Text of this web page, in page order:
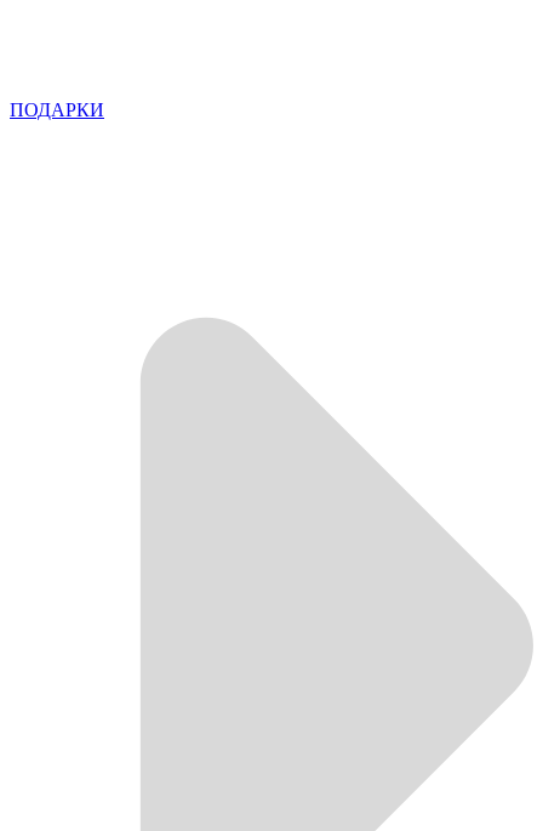
ПОДАРКИ